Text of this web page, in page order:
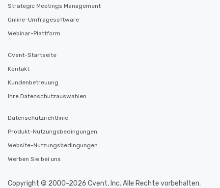
Strategic Meetings Management
Online-Umfragesoftware
Webinar-Plattform
Cvent-Startseite
Kontakt
Kundenbetreuung
Ihre Datenschutzauswahlen
Datenschutzrichtlinie
Produkt-Nutzungsbedingungen
Website-Nutzungsbedingungen
Werben Sie bei uns
Copyright © 2000-2026 Cvent, Inc. Alle Rechte vorbehalten.